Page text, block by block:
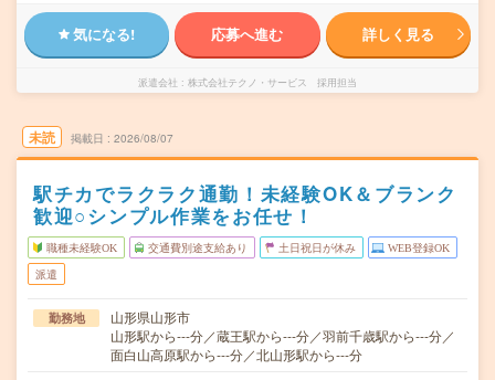
気になる! 応募へ進む 詳しく見る
派遣会社 株式会社テクノ・サービス 採用担当
未読 掲載日 2026/08/07
駅チカでラクラク通勤！未経験OK＆ブランク
歓迎○シンプル作業をお任せ！
職種未経験OK 交通費別途支給あり 土日祝日が休み WEB登録OK
派遣
勤務地
山形県山形市
山形駅から---分／蔵王駅から---分／羽前千歳駅から---分／
面白山高原駅から---分／北山形駅から---分